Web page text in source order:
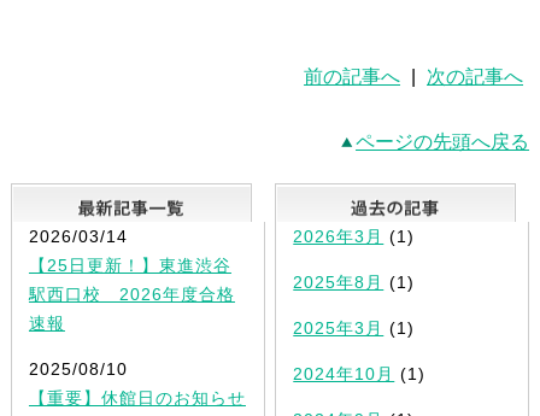
前の記事へ 次の記事へ
ページの先頭へ戻る
最新記事一覧
2026/03/14
【25日更新！】東進渋谷
駅西口校 2026年度合格
速報
2025/08/10
【重要】休館日のお知らせ
2026年3月 (1)
2025年8月 (1)
2025年3月 (1)
2024年10月 (1)